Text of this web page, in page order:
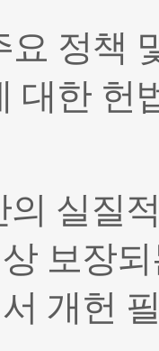
요 정책
대한 헌
의 실질
보장
개헌